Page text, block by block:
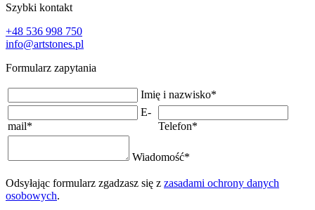
Szybki kontakt
+48 536 998 750
info@artstones.pl
Formularz zapytania
Imię i nazwisko*
E-
mail* Telefon*
Wiadomość*
Odsyłając formularz zgadzasz się z zasadami ochrony danych
osobowych.